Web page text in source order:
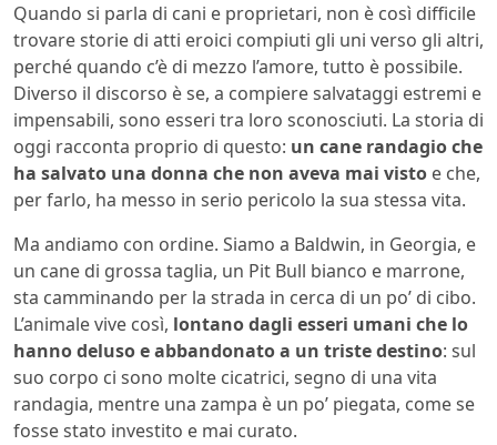
Quando si parla di cani e proprietari, non è così difficile
trovare storie di atti eroici compiuti gli uni verso gli altri,
perché quando c’è di mezzo l’amore, tutto è possibile.
Diverso il discorso è se, a compiere salvataggi estremi e
impensabili, sono esseri tra loro sconosciuti. La storia di
oggi racconta proprio di questo: un cane randagio che
ha salvato una donna che non aveva mai visto e che,
per farlo, ha messo in serio pericolo la sua stessa vita.
Ma andiamo con ordine. Siamo a Baldwin, in Georgia, e
un cane di grossa taglia, un Pit Bull bianco e marrone,
sta camminando per la strada in cerca di un po’ di cibo.
L’animale vive così, lontano dagli esseri umani che lo
hanno deluso e abbandonato a un triste destino: sul
suo corpo ci sono molte cicatrici, segno di una vita
randagia, mentre una zampa è un po’ piegata, come se
fosse stato investito e mai curato.